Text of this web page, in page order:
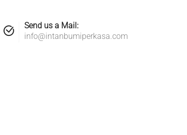
Send us a Mail:
info@intanbumiperkasa.com